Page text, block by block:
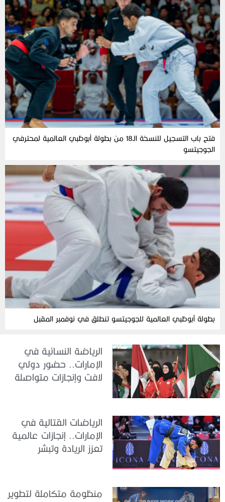
فتح باب التسجيل للنسخة الـ18 من بطولة أبوظبي العالمية لمحترفي
الجوجيتسو
بطولة أبوظبي العالمية للجوجيتسو تنطلق في نوفمبر المقبل
الرياضة النسائية في
الإمارات.. حضور دولي
لافت وإنجازات متواصلة
الرياضات القتالية في
الإمارات.. إنجازات عالمية
تعزز الريادة وتبشر
منظومة متكاملة لتطوير